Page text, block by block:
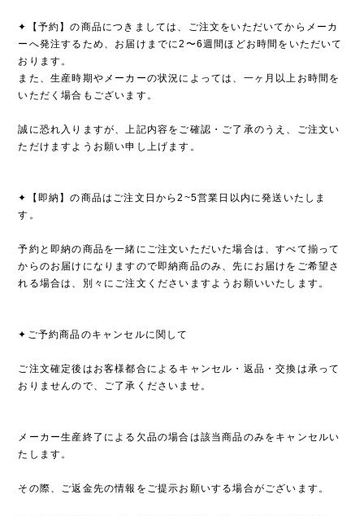
✦【予約】の商品につきましては、ご注文をいただいてからメーカ
ーへ発注するため、お届けまでに2〜6週間ほどお時間をいただいて
おります。
また、生産時期やメーカーの状況によっては、一ヶ月以上お時間を
いただく場合もございます。
誠に恐れ入りますが、上記内容をご確認・ご了承のうえ、ご注文い
ただけますようお願い申し上げます。
✦【即納】の商品はご注文日から2~5営業日以内に発送いたしま
す。
予約と即納の商品を一緒にご注文いただいた場合は、すべて揃って
からのお届けになりますので即納商品のみ、先にお届けをご希望さ
れる場合は、別々にご注文くださいますようお願いいたします。
✦ご予約商品のキャンセルに関して
ご注文確定後はお客様都合によるキャンセル・返品・交換は承って
おりませんので、ご了承くださいませ。
メーカー生産終了による欠品の場合は該当商品のみをキャンセルい
たします。
その際、ご返金先の情報をご提示お願いする場合がございます。